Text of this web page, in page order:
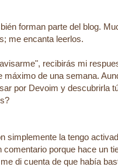
forman parte del blog.
me encanta leerlos.
recibirás mi
máximo de una semana.
por Devoim y descubrirla
simplemente la tengo
comentario porque hace un
di cuenta de que había